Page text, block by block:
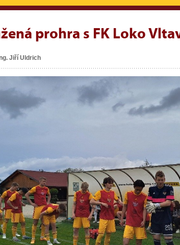
prohra s FK Loko
Jiří Uldrich